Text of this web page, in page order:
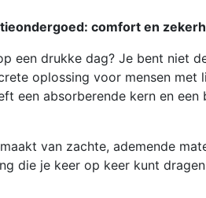
comfort en
een drukke dag? Je bent niet
oplossing voor mensen met
een absorberende kern en
van zachte, ademende
die je keer op keer kunt